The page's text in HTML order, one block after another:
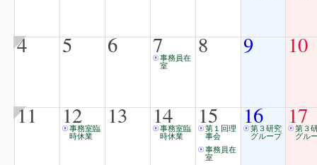
4 5 6 7事務員在
室
8 9 10
11 12
事務室臨
時休業
13 14
事務室臨
時休業
15
第１回理
事会
事務員在
室
16
第３研究
グループ
17
第３
グル